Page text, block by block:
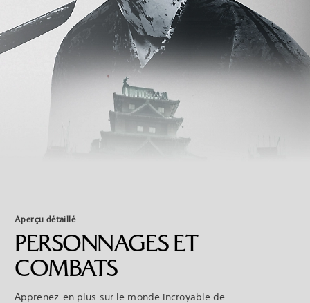
Aperçu détaillé
PERSONNAGES ET
COMBATS
Apprenez-en plus sur le monde incroyable de